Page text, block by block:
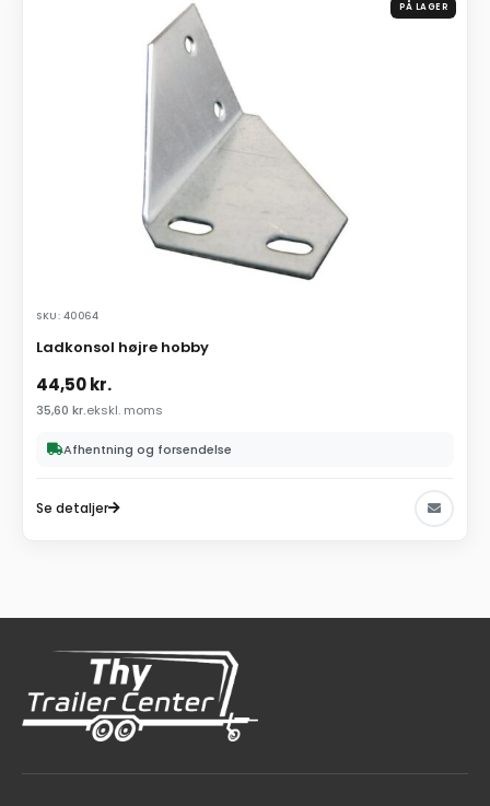
PÅ LAGER
SKU: 40064
Ladkonsol højre hobby
44,50kr.
35,60 kr.ekskl. moms
Afhentning og forsendelse
Se detaljer